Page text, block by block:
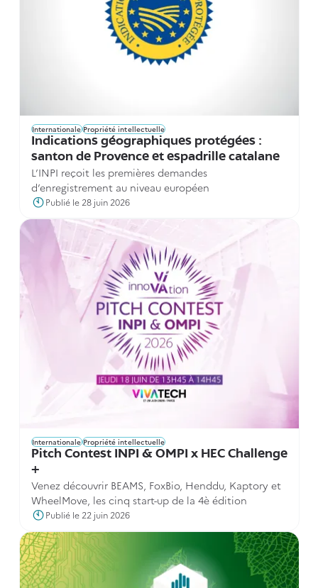
Indications géographiques protégées :
santon de Provence et espadrille catalane
L’INPI reçoit les premières demandes
d’enregistrement au niveau européen
Publié le 28 juin 2026
InternationalePropriété intellectuelle
Pitch Contest INPI & OMPI x HEC Challenge
+
Venez découvrir BEAMS, FoxBio, Henddu, Kaptory et
WheelMove, les cinq start-up de la 4è édition
Publié le 22 juin 2026
InternationalePropriété intellectuelle